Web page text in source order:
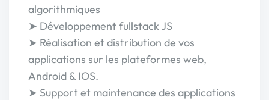
algorithmiques
➤ Développement fullstack JS
➤ Réalisation et distribution de vos
applications sur les plateformes web,
Android & IOS.
➤ Support et maintenance des applications